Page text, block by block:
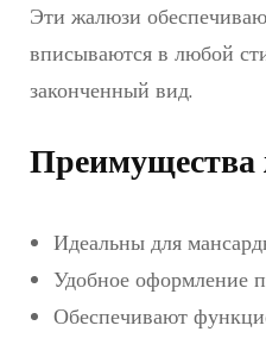
Эти жалюзи
вписываются в любой
законченный вид.
Преимущества
Идеальны для
Удобное оформление
Обеспечивают